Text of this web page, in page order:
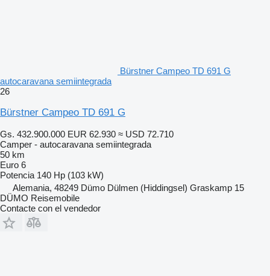
Bürstner Campeo TD 691 G
autocaravana semiintegrada
26
Bürstner Campeo TD 691 G
Gs. 432.900.000 EUR 62.930 ≈ USD 72.710
Camper - autocaravana semiintegrada
50 km
Euro 6
Potencia 140 Hp (103 kW)
Alemania, 48249 Dümo Dülmen (Hiddingsel) Graskamp 15
DÜMO Reisemobile
Contacte con el vendedor